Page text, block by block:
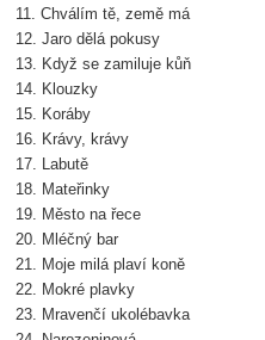
11. Chválím tě, země má
12. Jaro dělá pokusy
13. Když se zamiluje kůň
14. Klouzky
15. Koráby
16. Krávy, krávy
17. Labutě
18. Mateřinky
19. Město na řece
20. Mléčný bar
21. Moje milá plaví koně
22. Mokré plavky
23. Mravenčí ukolébavka